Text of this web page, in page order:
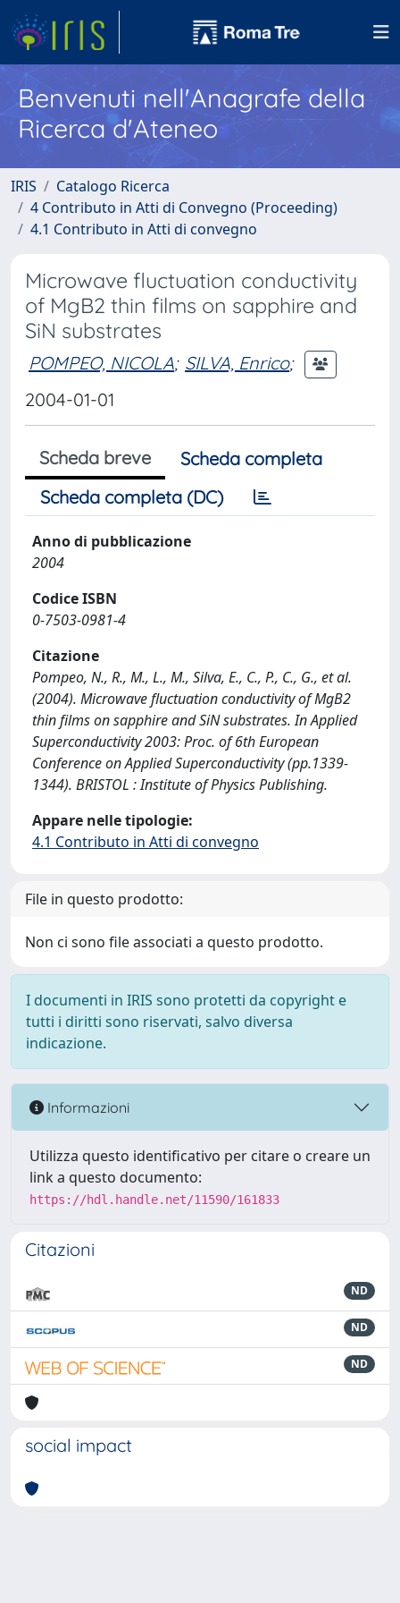
Benvenuti nell'Anagrafe della
Ricerca d'Ateneo
IRIS
Catalogo Ricerca
4 Contributo in Atti di Convegno (Proceeding)
4.1 Contributo in Atti di convegno
Microwave fluctuation conductivity
of MgB2 thin films on sapphire and
SiN substrates
POMPEO, NICOLA; SILVA, Enrico;
2004-01-01
Scheda breve
Scheda completa
Scheda completa (DC)
Anno di pubblicazione
2004
Codice ISBN
0-7503-0981-4
Citazione
Pompeo, N., R., M., L., M., Silva, E., C., P., C., G., et al.
(2004). Microwave fluctuation conductivity of MgB2
thin films on sapphire and SiN substrates. In Applied
Superconductivity 2003: Proc. of 6th European
Conference on Applied Superconductivity (pp.1339-
1344). BRISTOL : Institute of Physics Publishing.
Appare nelle tipologie:
4.1 Contributo in Atti di convegno
File in questo prodotto:
Non ci sono file associati a questo prodotto.
I documenti in IRIS sono protetti da copyright e
tutti i diritti sono riservati, salvo diversa
indicazione.
Informazioni
Utilizza questo identificativo per citare o creare un
link a questo documento:
https://hdl.handle.net/11590/161833
Citazioni
ND
ND
ND
social impact